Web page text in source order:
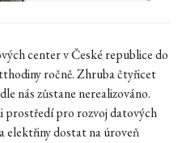
center v České republice do
ročně. Zhruba čtyřicet
nás zůstane nerealizováno.
prostředí pro rozvoj datových
elektřiny dostat na úroveň